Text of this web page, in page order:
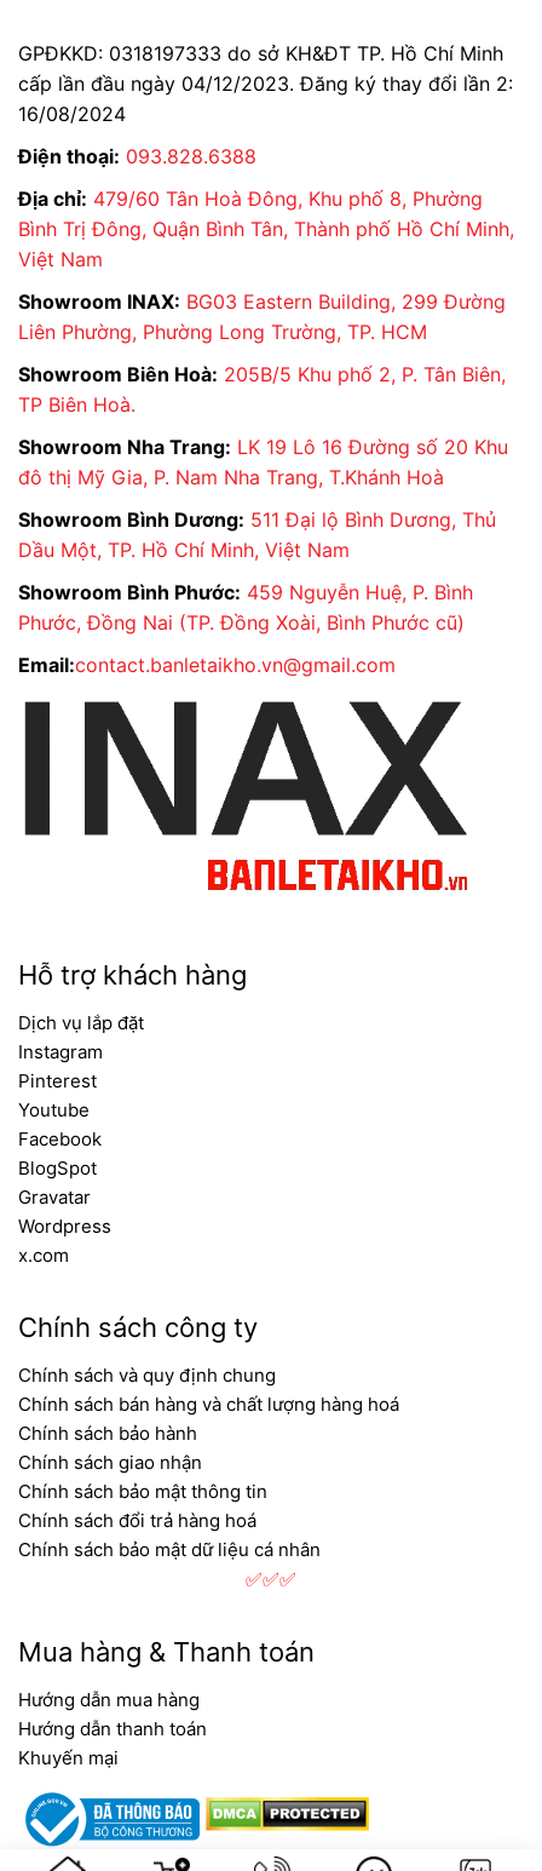
GPĐKKD: 0318197333 do sở KH&ĐT TP. Hồ Chí Minh
cấp lần đầu ngày 04/12/2023. Đăng ký thay đổi lần 2:
16/08/2024
Điện thoại: 093.828.6388
Địa chỉ: 479/60 Tân Hoà Đông, Khu phố 8, Phường
Bình Trị Đông, Quận Bình Tân, Thành phố Hồ Chí Minh,
Việt Nam
Showroom INAX: BG03 Eastern Building, 299 Đường
Liên Phường, Phường Long Trường, TP. HCM
Showroom Biên Hoà: 205B/5 Khu phố 2, P. Tân Biên,
TP Biên Hoà.
Showroom Nha Trang: LK 19 Lô 16 Đường số 20 Khu
đô thị Mỹ Gia, P. Nam Nha Trang, T.Khánh Hoà
Showroom Bình Dương: 511 Đại lộ Bình Dương, Thủ
Dầu Một, TP. Hồ Chí Minh, Việt Nam
Showroom Bình Phước: 459 Nguyễn Huệ, P. Bình
Phước, Đồng Nai (TP. Đồng Xoài, Bình Phước cũ)
Email:contact.banletaikho.vn@gmail.com
Hỗ trợ khách hàng
Dịch vụ lắp đặt
Instagram
Pinterest
Youtube
Facebook
BlogSpot
Gravatar
Wordpress
x.com
Chính sách công ty
Chính sách và quy định chung
Chính sách bán hàng và chất lượng hàng hoá
Chính sách bảo hành
Chính sách giao nhận
Chính sách bảo mật thông tin
Chính sách đổi trả hàng hoá
Chính sách bảo mật dữ liệu cá nhân
✅✅✅
Mua hàng & Thanh toán
Hướng dẫn mua hàng
Hướng dẫn thanh toán
Khuyến mại